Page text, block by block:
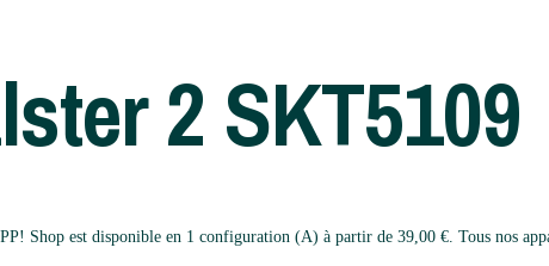
2 SKT5109
Shop est disponible en 1 configuration (A) à partir de 39,00 €. Tous nos